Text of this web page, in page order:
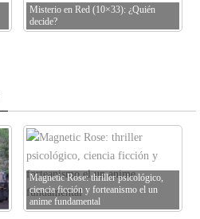
Misterio en Red (10×33): ¿Quién
decide?
Magnetic Rose: thriller psicológico,
ciencia ficción y forteanismo el un
anime fundamental